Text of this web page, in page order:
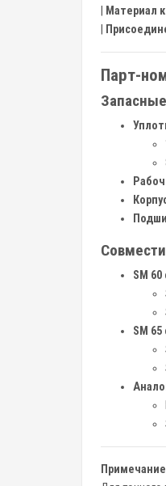
Материал
Парт-
SM 60
SM 65